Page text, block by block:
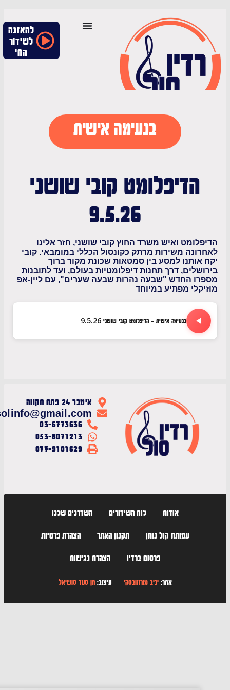
להאזנה
לשידור
החי
בנעימה אישית
הדיפלומט קובי שושני
9.5.26
ואיש משרד החוץ קובי שושני, חזר אלינו
משירות מרתק כקונסול הכללי במומבאי. קובי
למסע בין סמטאות שכונת מקור ברוך
דרך תחנות דיפלומטיות בעולם, ועד לתובנות
החדש "שבעה נהרות שבעה שערים", עם ליין-אפ
מפתיע במיוחד
בנעימה אישית - הדיפלומט קובי שושני 9.5.26
אימבר 24 פתח תקווה
radiosolinfo@gmail.com
03-6773636
053-8071213
077-9101629
לוח השידורים השדרנים שלנו
עמותת קול נותן תקנון האתר הצהרת פרטיות
פרסום ברדיו הצהרת נגישות
יניב מורוזובסקיעיצוב:חן סעד סושיאל